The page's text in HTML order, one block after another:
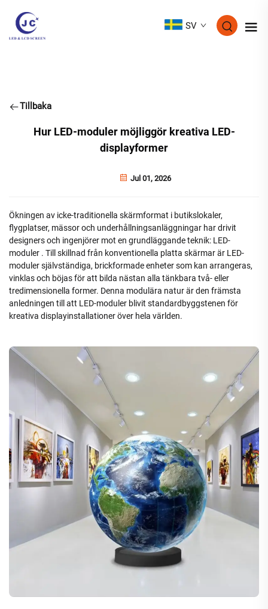
SV
Tillbaka
Hur LED-moduler möjliggör kreativa LED-
displayformer
Jul 01, 2026
Ökningen av icke-traditionella skärmformat i butikslokaler,
flygplatser, mässor och underhållningsanläggningar har drivit
designers och ingenjörer mot en grundläggande teknik: LED-
moduler . Till skillnad från konventionella platta skärmar är LED-
moduler självständiga, brickformade enheter som kan arrangeras,
vinklas och böjas för att bilda nästan alla tänkbara två- eller
tredimensionella former. Denna modulära natur är den främsta
anledningen till att LED-moduler blivit standardbyggstenen för
kreativa displayinstallationer över hela världen.